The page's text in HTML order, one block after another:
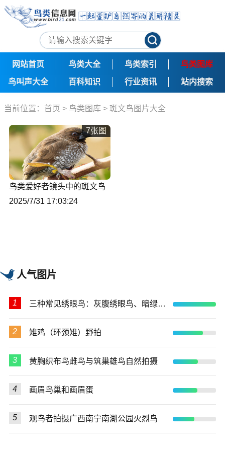
网站首页 鸟类大全 鸟类索引 鸟类图库
鸟叫声大全 百科知识 行业资讯 站内搜索
当前位置： 首页 > 鸟类图库 > 斑文鸟图片大全
鸟类爱好者镜头中的斑文鸟
2025/7/31 17:03:24
7张图
人气图片
1 三种常见绣眼鸟：灰腹绣眼鸟、暗绿绣眼鸟、红胁绣眼鸟
2 雉鸡（环颈雉）野拍
3 黄胸织布鸟雌鸟与筑巢雄鸟自然拍摄
4 画眉鸟巢和画眉蛋
5 观鸟者拍摄广西南宁南湖公园火烈鸟